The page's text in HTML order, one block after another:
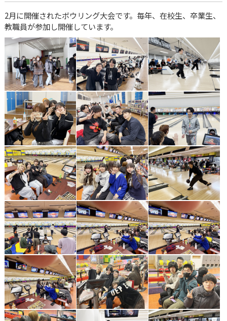
2月に開催されたボウリング大会です。毎年、在校生、卒業生、
教職員が参加し開催しています。